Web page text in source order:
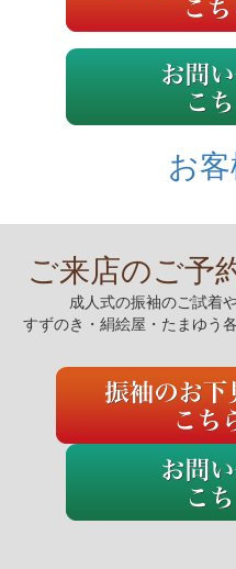
お
ご来店のご予
成人式の振袖のご試着
すずのき・絹絵屋・たまゆう